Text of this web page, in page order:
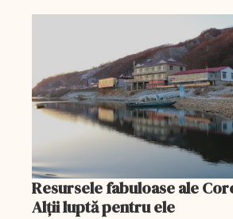
Resursele fabuloase ale
Alții luptă pentru ele